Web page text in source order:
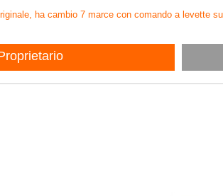
ha cambio 7 marce con comando a levette